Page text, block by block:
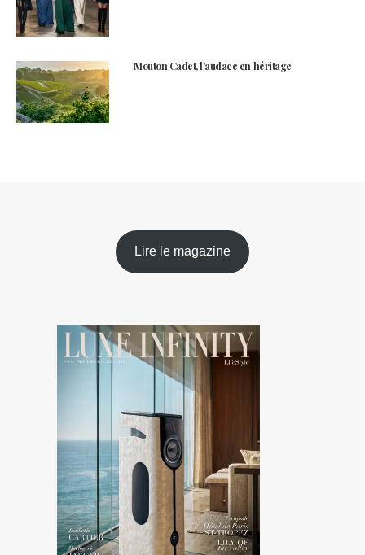
Mouton Cadet, l’audace en héritage
Lire le magazine